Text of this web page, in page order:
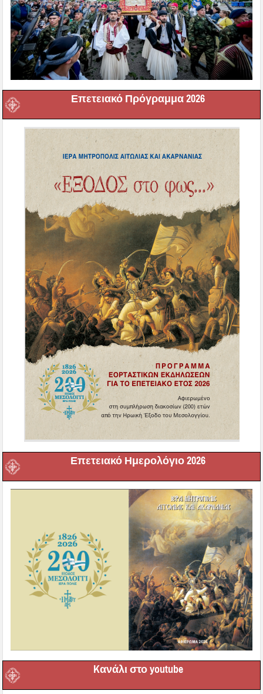
Επετειακό Πρόγραμμα 2026
Επετειακό Ημερολόγιο 2026
Kανάλι στο youtube